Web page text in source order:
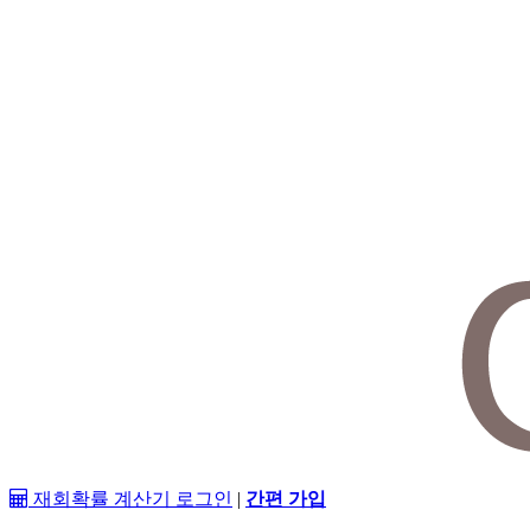
재회확률 계산기 로그인 | 간편 가입